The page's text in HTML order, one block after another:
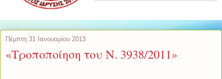
Πέμπτη 31 Ιανουαρίου 2013
«Τροποποίηση του Ν. 3938/2011»